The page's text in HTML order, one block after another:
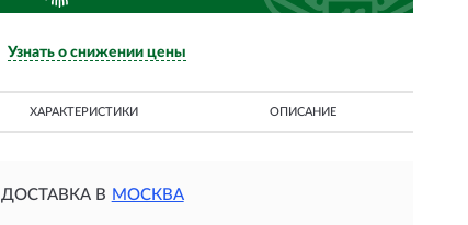
Узнать о снижении цены
ХАРАКТЕРИСТИКИ ОПИСАНИЕ
ДОСТАВКА В МОСКВА